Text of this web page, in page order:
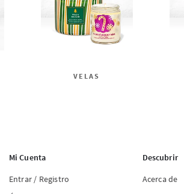
VELAS
Mi Cuenta
Entrar / Registro
Descubrir
Acerca de